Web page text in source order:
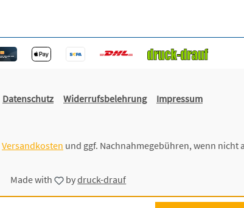
Datenschutz Widerrufsbelehrung Impressum
Versandkosten und ggf. Nachnahmegebühren, wenn nicht
Made with bydruck-drauf